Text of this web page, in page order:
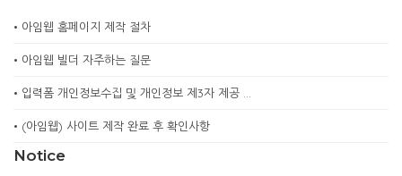
• 아임웹 홈페이지 제작 절차
• 아임웹 빌더 자주하는 질문
• 입력폼 개인정보수집 및 개인정보 제3자 제공 …
• (아임웹) 사이트 제작 완료 후 확인사항
Notice